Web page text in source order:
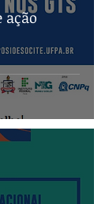
ação